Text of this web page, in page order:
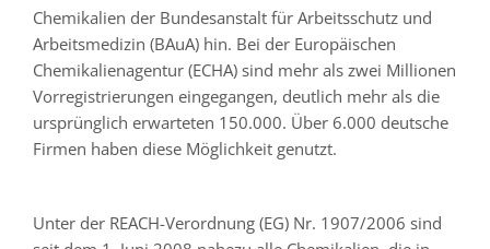
Chemikalien der Bundesanstalt für Arbeitsschutz und
Arbeitsmedizin (BAuA) hin. Bei der Europäischen
Chemikalienagentur (ECHA) sind mehr als zwei Millionen
Vorregistrierungen eingegangen, deutlich mehr als die
ursprünglich erwarteten 150.000. Über 6.000 deutsche
Firmen haben diese Möglichkeit genutzt.
Unter der REACH-Verordnung (EG) Nr. 1907/2006 sind